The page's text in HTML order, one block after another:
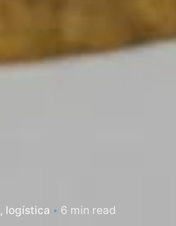
logística 6 min read